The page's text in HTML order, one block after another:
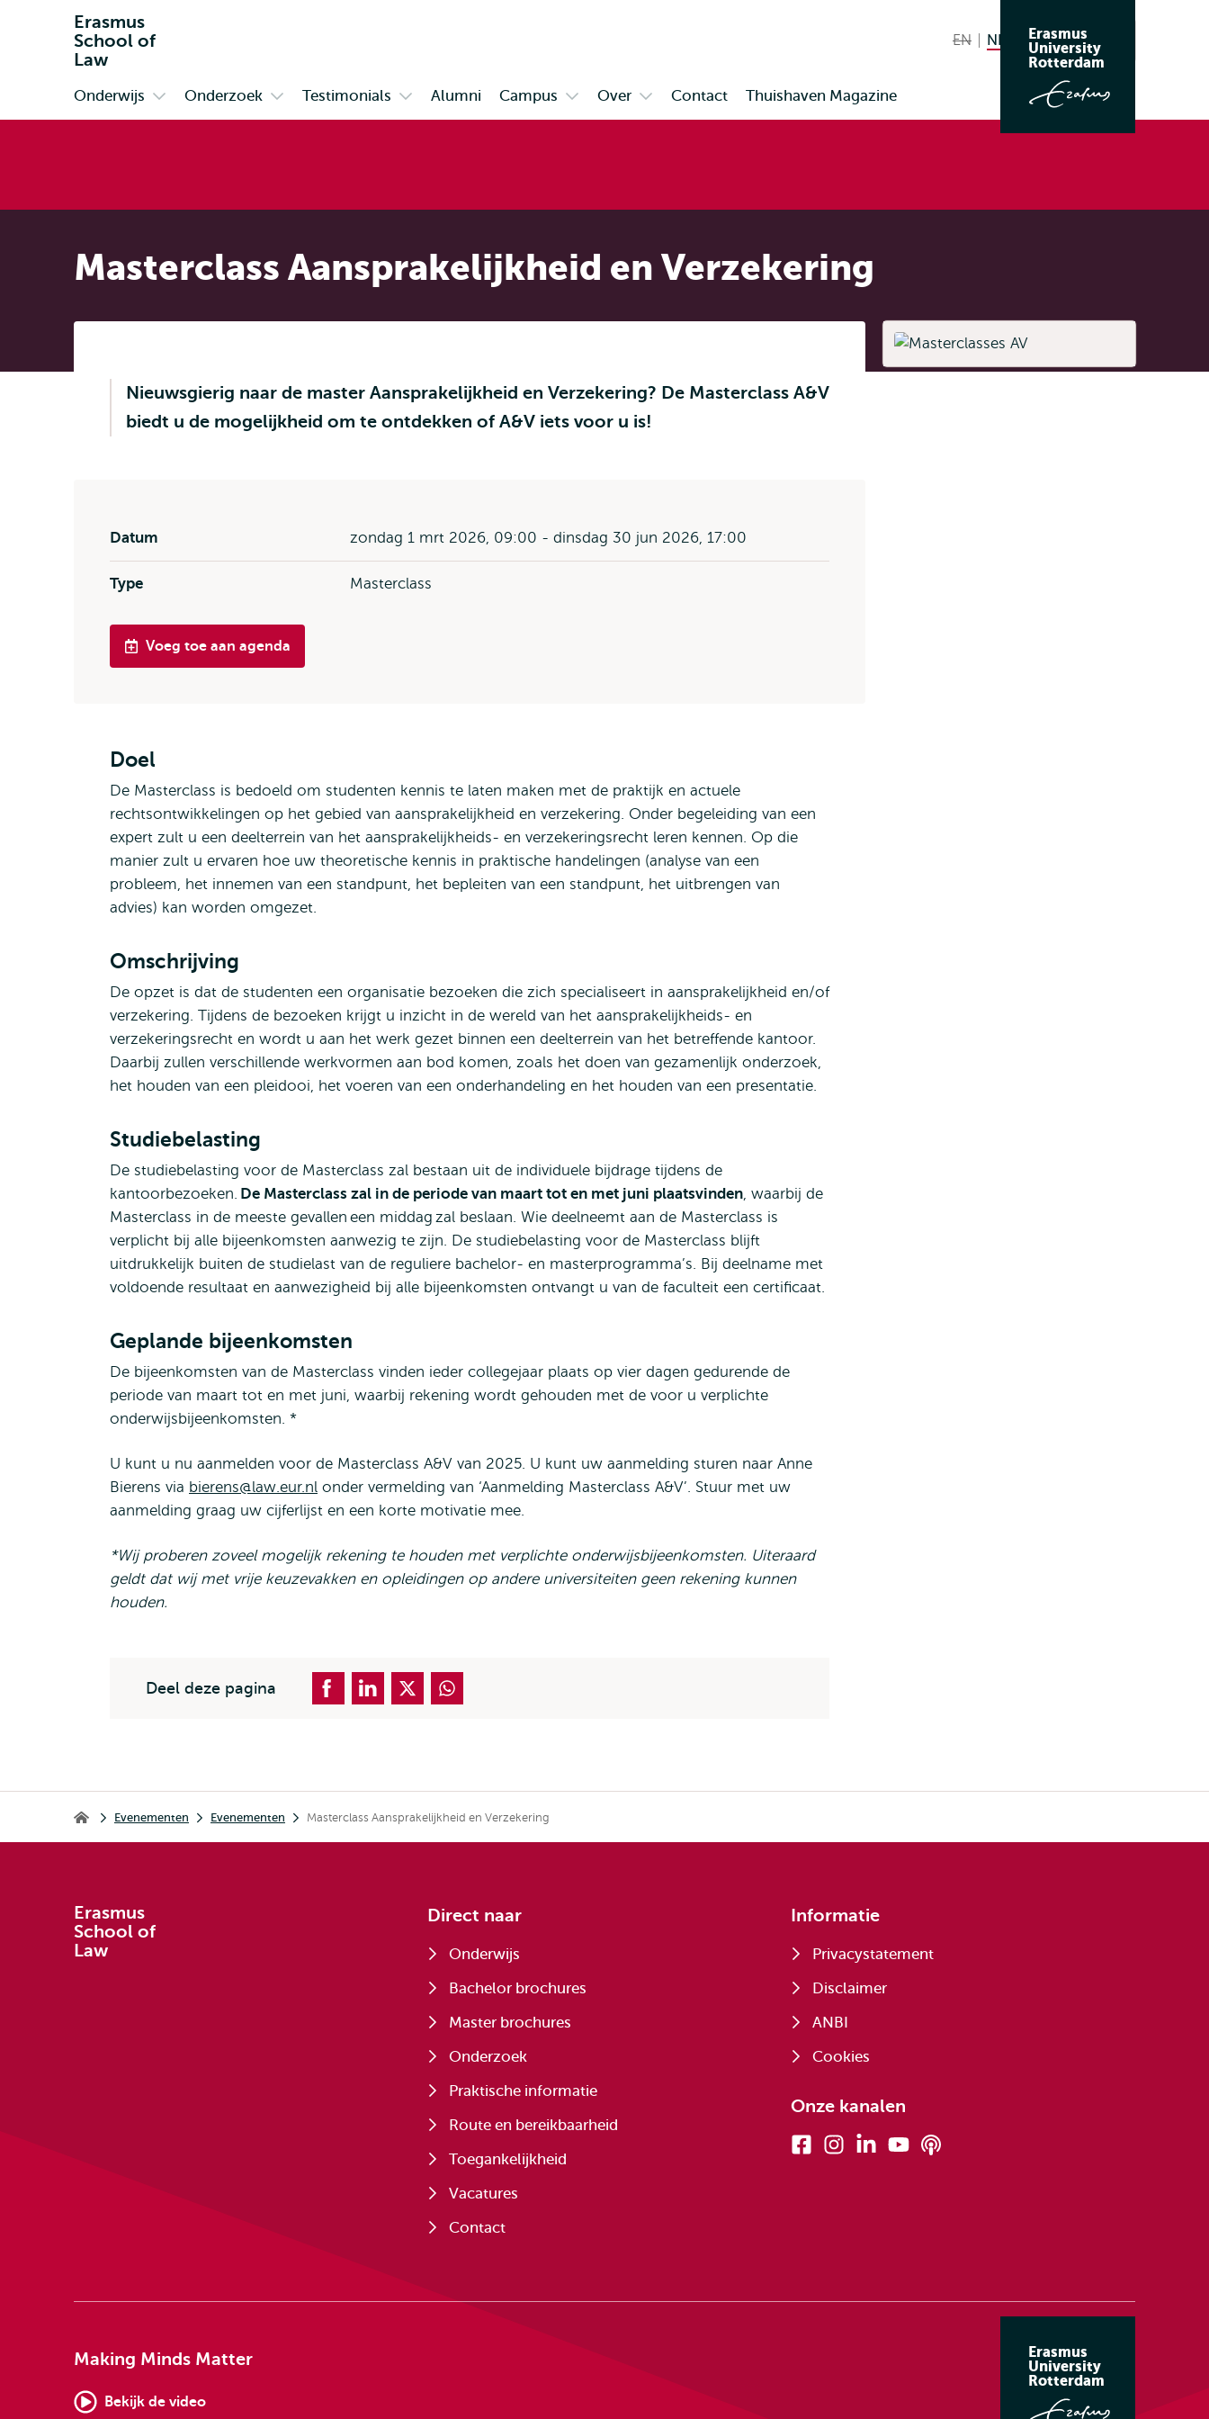
Erasmus
School of
Law
taal
EN English not available
NL Nederlands huidige taal
Zoeken
Erasmus
University
Rotterdam
Primair
Onderwijs Onderzoek Testimonials Alumni Campus Over Contact Thuishaven Magazine
Masterclass Aansprakelijkheid en Verzekering
Nieuwsgierig naar de master Aansprakelijkheid en Verzekering? De Masterclass A&V
biedt u de mogelijkheid om te ontdekken of A&V iets voor u is!
Datum zondag 1 mrt 2026, 09:00 - dinsdag 30 jun 2026, 17:00
Type Masterclass
Voeg toe aan agenda
Doel
De Masterclass is bedoeld om studenten kennis te laten maken met de praktijk en actuele
rechtsontwikkelingen op het gebied van aansprakelijkheid en verzekering. Onder begeleiding van een
expert zult u een deelterrein van het aansprakelijkheids- en verzekeringsrecht leren kennen. Op die
manier zult u ervaren hoe uw theoretische kennis in praktische handelingen (analyse van een
probleem, het innemen van een standpunt, het bepleiten van een standpunt, het uitbrengen van
advies) kan worden omgezet.
Omschrijving
De opzet is dat de studenten een organisatie bezoeken die zich specialiseert in aansprakelijkheid en/of
verzekering. Tijdens de bezoeken krijgt u inzicht in de wereld van het aansprakelijkheids- en
verzekeringsrecht en wordt u aan het werk gezet binnen een deelterrein van het betreffende kantoor.
Daarbij zullen verschillende werkvormen aan bod komen, zoals het doen van gezamenlijk onderzoek,
het houden van een pleidooi, het voeren van een onderhandeling en het houden van een presentatie.
Studiebelasting
De studiebelasting voor de Masterclass zal bestaan uit de individuele bijdrage tijdens de
kantoorbezoeken. De Masterclass zal in de periode van maart tot en met juni plaatsvinden, waarbij de
Masterclass in de meeste gevallen een middag zal beslaan. Wie deelneemt aan de Masterclass is
verplicht bij alle bijeenkomsten aanwezig te zijn. De studiebelasting voor de Masterclass blijft
uitdrukkelijk buiten de studielast van de reguliere bachelor- en masterprogramma’s. Bij deelname met
voldoende resultaat en aanwezigheid bij alle bijeenkomsten ontvangt u van de faculteit een certificaat.
Geplande bijeenkomsten
De bijeenkomsten van de Masterclass vinden ieder collegejaar plaats op vier dagen gedurende de
periode van maart tot en met juni, waarbij rekening wordt gehouden met de voor u verplichte
onderwijsbijeenkomsten. *
U kunt u nu aanmelden voor de Masterclass A&V van 2025. U kunt uw aanmelding sturen naar Anne
Bierens via bierens@law.eur.nl onder vermelding van ‘Aanmelding Masterclass A&V’. Stuur met uw
aanmelding graag uw cijferlijst en een korte motivatie mee.
*Wij proberen zoveel mogelijk rekening te houden met verplichte onderwijsbijeenkomsten. Uiteraard
geldt dat wij met vrije keuzevakken en opleidingen op andere universiteiten geen rekening kunnen
houden.
Deel deze pagina
Erasmus School of Law
Evenementen Evenementen Masterclass Aansprakelijkheid en Verzekering
Erasmus
School of
Law
Direct naar
Onderwijs
Bachelor brochures
Master brochures
Onderzoek
Praktische informatie
Route en bereikbaarheid
Toegankelijkheid
Vacatures
Contact
Informatie
Privacystatement
Disclaimer
ANBI
Cookies
Onze kanalen
FacebookInstagramLinkedinYoutube
Making Minds Matter
Bekijk de video
Erasmus
University
Rotterdam